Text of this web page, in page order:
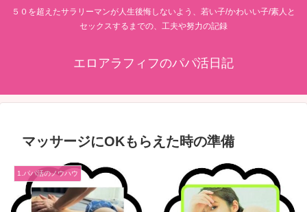
５０を超えたサラリーマンが人生後悔しないよう、若い子/かわいい子/素人と
セックスするまでの、工夫や努力の記録
エロアラフィフのパパ活日記
マッサージにOKもらえた時の準備
1.パパ活のノウハウ